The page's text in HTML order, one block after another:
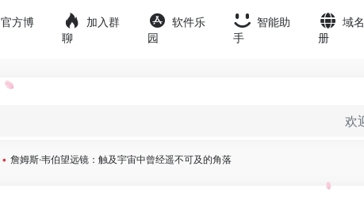
官方博
加入群
聊
软件乐
园
智能助
手
域
册
欢
• 詹姆斯·韦伯望远镜：触及宇宙中曾经遥不可及的角落